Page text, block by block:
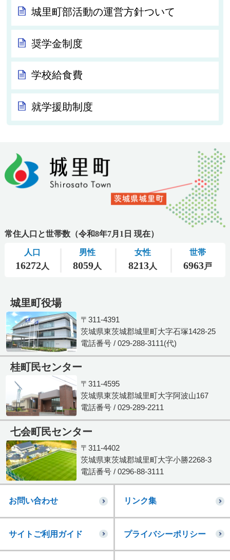
城里町部活動の運営方針ついて
奨学金制度
学校給食費
就学援助制度
城里町役場
〒311-4391
茨城県東茨城郡城里町大字石塚1428-25
電話番号 / 029-288-3111(代)
桂町民センター
〒311-4595
茨城県東茨城郡城里町大字阿波山167
電話番号 / 029-289-2211
七会町民センター
〒311-4402
茨城県東茨城郡城里町大字小勝2268-3
電話番号 / 0296-88-3111
お問い合わせ リンク集
サイトご利用ガイド プライバシーポリシー